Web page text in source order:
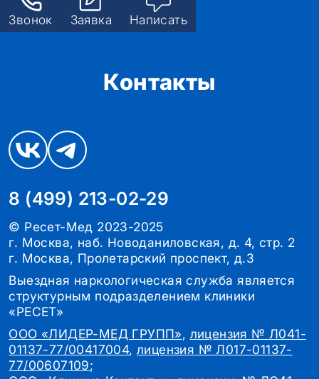
Звонок Заявка Написать
Контакты
8 (499) 213-02-29
© Ресет-Мед 2023-2025
г. Москва, наб. Новоданиловская, д. 4, стр. 2
г. Москва, Пролетарский проспект, д.3
Выездная наркологическая служба является
структурным подразделением клиники
«РЕСЕТ»
ООО «ЛИДЕР-МЕД ГРУПП», лицензия № Л041-
01137-77/00417004, лицензия № Л017-01137-
77/00607109;